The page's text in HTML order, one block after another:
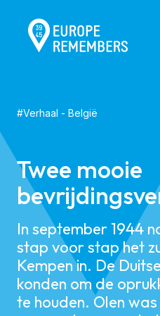
#Verhaal - België
Twee mooie
In september 1944
stap voor stap het
Kempen in. De
konden om de
te houden. Olen